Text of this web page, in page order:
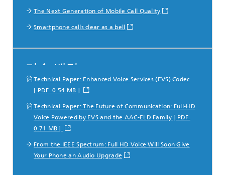
The Next Generation of Mobile Call Quality
Smartphone calls clear as a bell
기술 배경
Technical Paper: Enhanced Voice Services (EVS) Codec
[ PDF 0.54 MB ]
Technical Paper: The Future of Communication: Full-HD
Voice Powered by EVS and the AAC-ELD Family [ PDF
0.71 MB ]
From the IEEE Spectrum: Full HD Voice Will Soon Give
Your Phone an Audio Upgrade